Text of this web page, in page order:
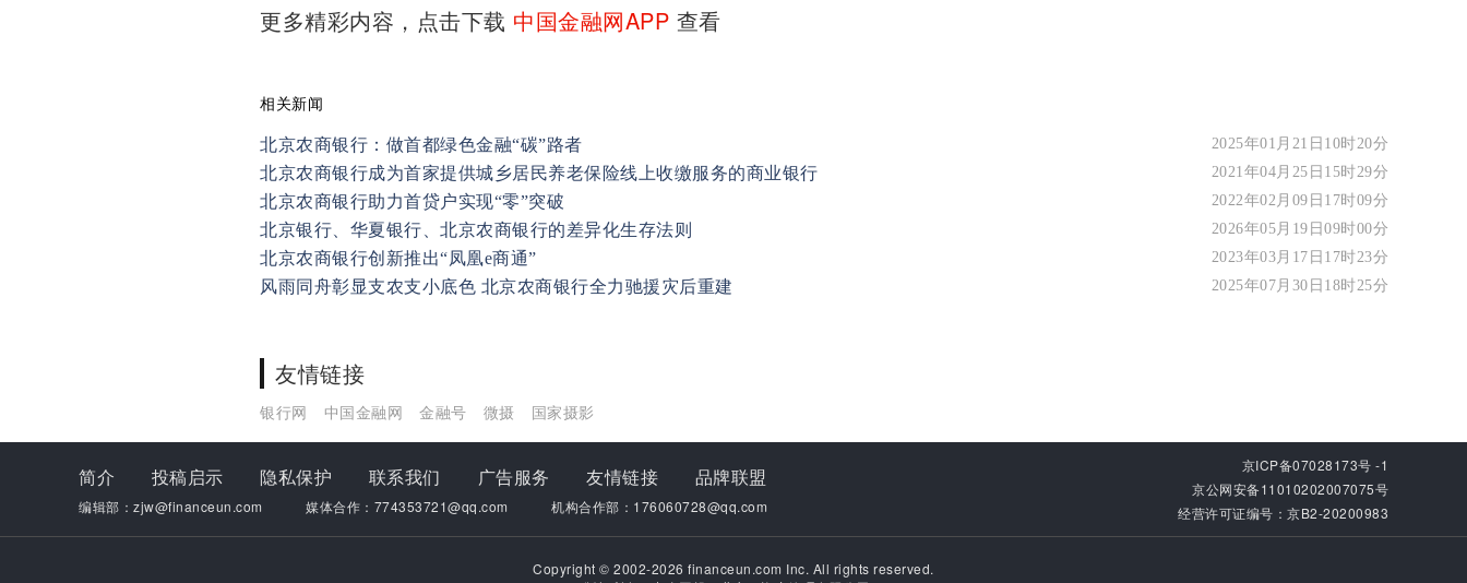
更多精彩内容，点击下载 中国金融网APP 查看
相关新闻
北京农商银行：做首都绿色金融“碳”路者 2025年01月21日10时20分
北京农商银行成为首家提供城乡居民养老保险线上收缴服务的商业银行 2021年04月25日15时29分
北京农商银行助力首贷户实现“零”突破 2022年02月09日17时09分
北京银行、华夏银行、北京农商银行的差异化生存法则 2026年05月19日09时00分
北京农商银行创新推出“凤凰e商通” 2023年03月17日17时23分
风雨同舟彰显支农支小底色 北京农商银行全力驰援灾后重建 2025年07月30日18时25分
友情链接
银行网 中国金融网 金融号 微摄 国家摄影
简介 投稿启示 隐私保护 联系我们 广告服务 友情链接 品牌联盟
编辑部：zjw@financeun.com 媒体合作：774353721@qq.com 机构合作部：176060728@qq.com
京ICP备07028173号 -1
京公网安备11010202007075号
经营许可证编号：京B2-20200983
Copyright © 2002-2026 financeun.com Inc. All rights reserved.